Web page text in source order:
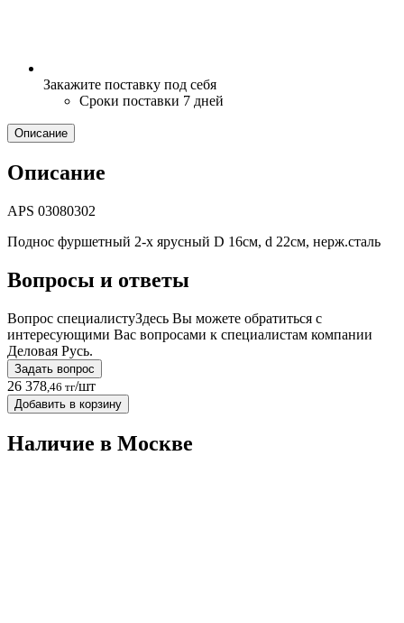
Закажите поставку под себя
Сроки поставки 7 дней
Описание
Описание
APS 03080302
Поднос фуршетный 2-х ярусный D 16см, d 22см, нерж.сталь
Вопросы и ответы
Вопрос специалистуЗдесь Вы можете обратиться с
интересующими Вас вопросами к специалистам компании
Деловая Русь.
Задать вопрос
26 378,46 тг/шт
Добавить в корзину
Наличие в Москвe